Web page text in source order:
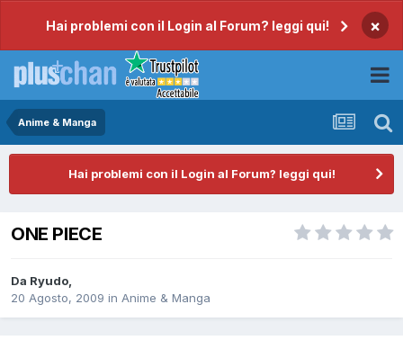
Hai problemi con il Login al Forum? leggi qui! ×
Anime & Manga
Hai problemi con il Login al Forum? leggi qui!
ONE PIECE
Da Ryudo,
20 Agosto, 2009 in Anime & Manga